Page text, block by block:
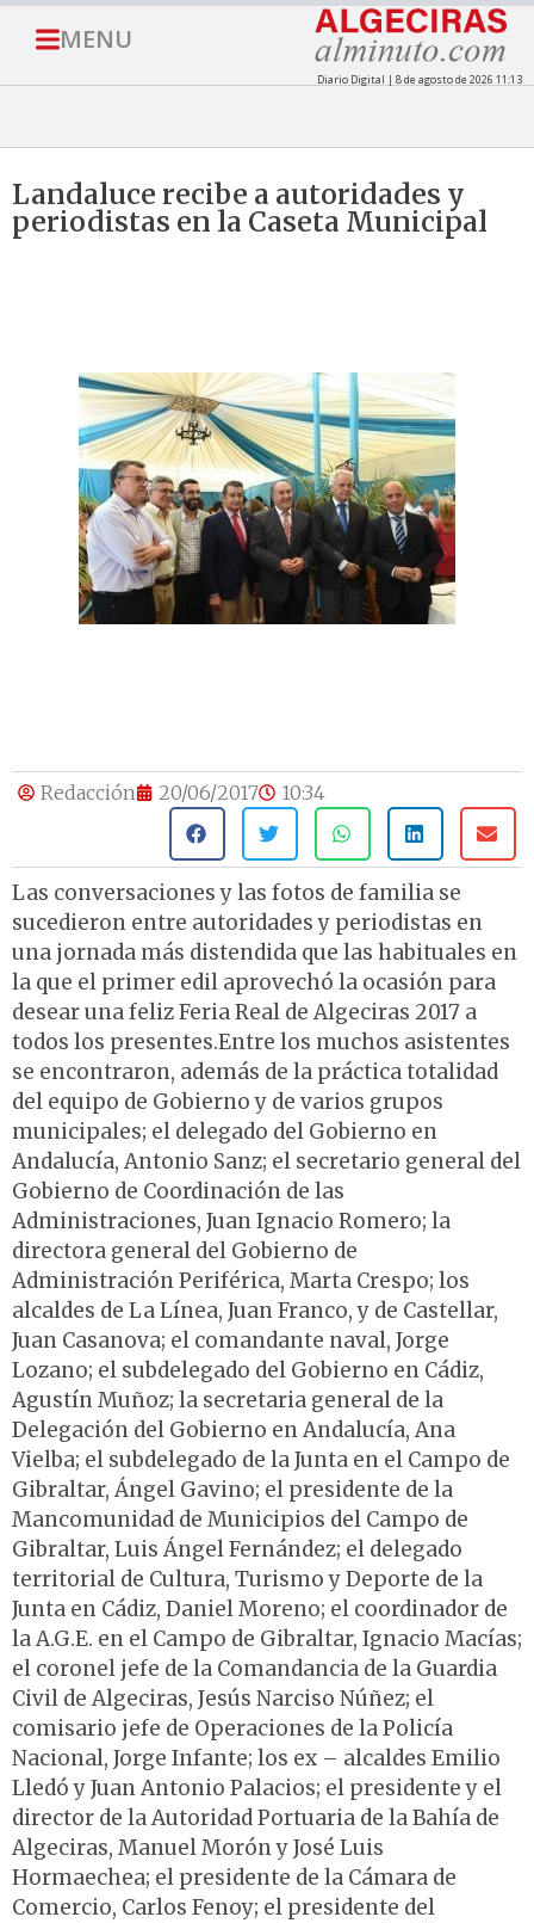
MENU
Diario Digital | 8 de agosto de 2026 11:13
Landaluce recibe a autoridades y
periodistas en la Caseta Municipal
Redacción 20/06/2017 10:34
Las conversaciones y las fotos de familia se
sucedieron entre autoridades y periodistas en
una jornada más distendida que las habituales en
la que el primer edil aprovechó la ocasión para
desear una feliz Feria Real de Algeciras 2017 a
todos los presentes.Entre los muchos asistentes
se encontraron, además de la práctica totalidad
del equipo de Gobierno y de varios grupos
municipales; el delegado del Gobierno en
Andalucía, Antonio Sanz; el secretario general del
Gobierno de Coordinación de las
Administraciones, Juan Ignacio Romero; la
directora general del Gobierno de
Administración Periférica, Marta Crespo; los
alcaldes de La Línea, Juan Franco, y de Castellar,
Juan Casanova; el comandante naval, Jorge
Lozano; el subdelegado del Gobierno en Cádiz,
Agustín Muñoz; la secretaria general de la
Delegación del Gobierno en Andalucía, Ana
Vielba; el subdelegado de la Junta en el Campo de
Gibraltar, Ángel Gavino; el presidente de la
Mancomunidad de Municipios del Campo de
Gibraltar, Luis Ángel Fernández; el delegado
territorial de Cultura, Turismo y Deporte de la
Junta en Cádiz, Daniel Moreno; el coordinador de
la A.G.E. en el Campo de Gibraltar, Ignacio Macías;
el coronel jefe de la Comandancia de la Guardia
Civil de Algeciras, Jesús Narciso Núñez; el
comisario jefe de Operaciones de la Policía
Nacional, Jorge Infante; los ex – alcaldes Emilio
Lledó y Juan Antonio Palacios; el presidente y el
director de la Autoridad Portuaria de la Bahía de
Algeciras, Manuel Morón y José Luis
Hormaechea; el presidente de la Cámara de
Comercio, Carlos Fenoy; el presidente del